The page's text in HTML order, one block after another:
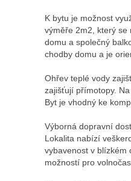
K bytu je možnost
výměře 2m2, který se
domu a společný
chodby domu a je
Ohřev teplé vody
zajišťují přímotopy.
Byt je vhodný ke
Výborná dopravní
Lokalita nabízí
vybavenost v blízkém
možností pro